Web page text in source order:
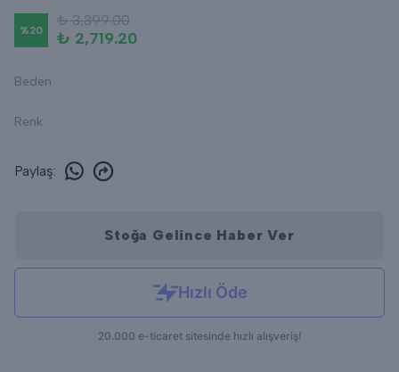
%20
₺ 3,399.00
₺ 2,719.20
Beden
Renk
Paylaş:
Stoğa Gelince Haber Ver